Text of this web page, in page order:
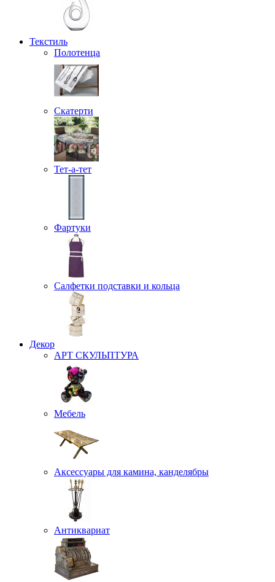
Текстиль
Полотенца
Скатерти
Тет-а-тет
Фартуки
Салфетки подставки и кольца
Декор
АРТ СКУЛЬПТУРА
Мебель
Аксессуары для камина, канделябры
Антиквариат